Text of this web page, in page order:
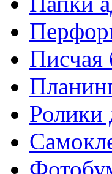
Писчая
Ролики